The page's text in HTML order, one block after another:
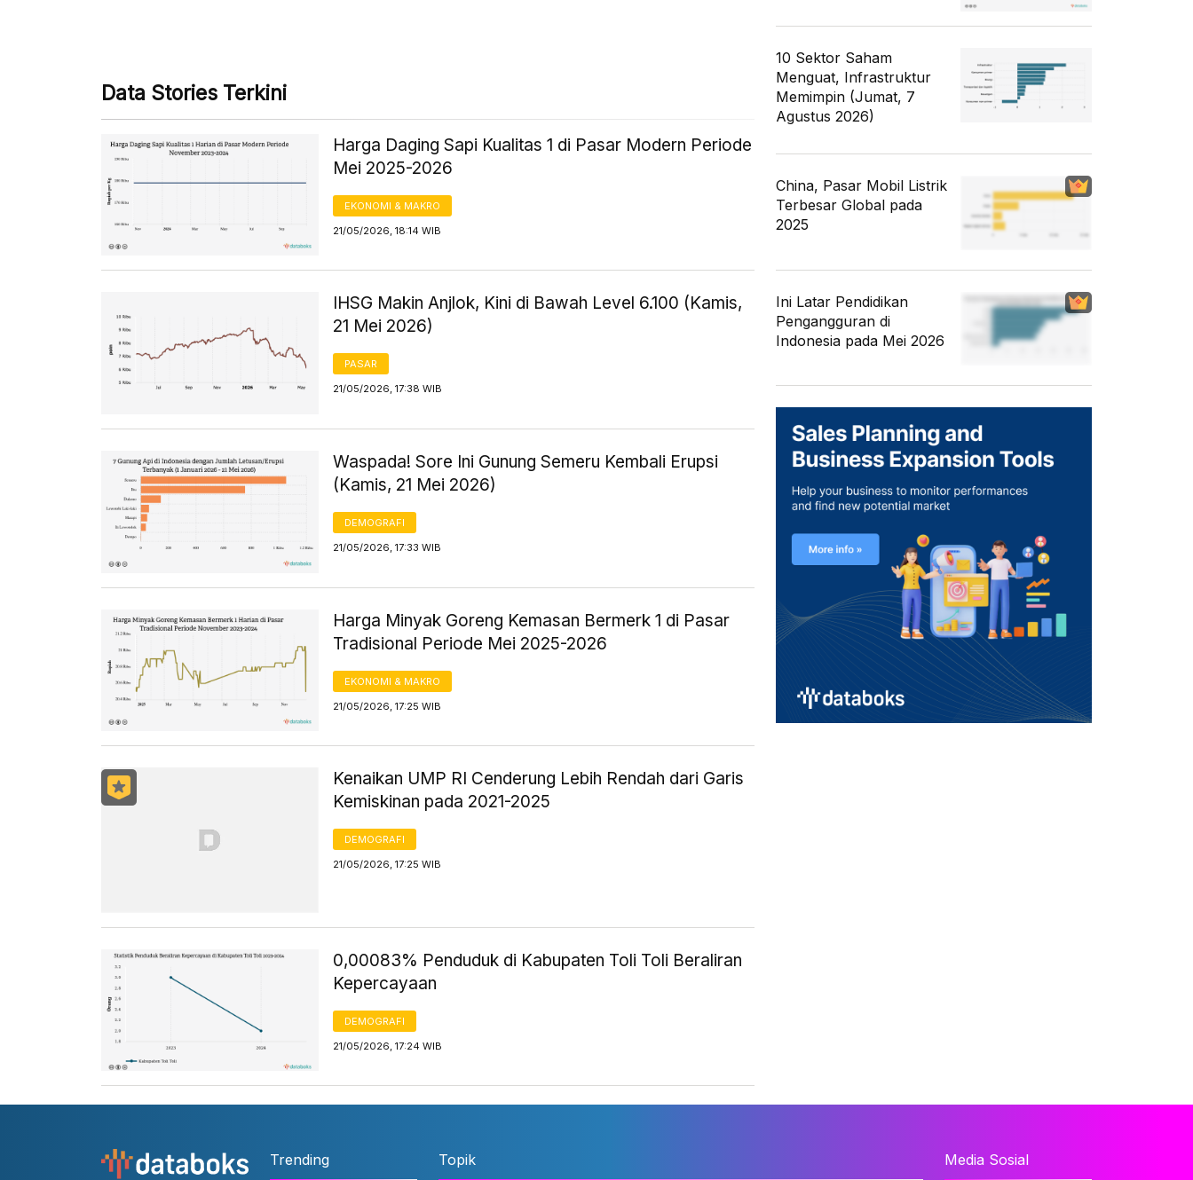
Data Stories Terkini
Harga Daging Sapi Kualitas 1 di Pasar Modern Periode
Mei 2025-2026
EKONOMI & MAKRO
21/05/2026, 18:14 WIB
IHSG Makin Anjlok, Kini di Bawah Level 6.100 (Kamis,
21 Mei 2026)
PASAR
21/05/2026, 17:38 WIB
Waspada! Sore Ini Gunung Semeru Kembali Erupsi
(Kamis, 21 Mei 2026)
DEMOGRAFI
21/05/2026, 17:33 WIB
Harga Minyak Goreng Kemasan Bermerk 1 di Pasar
Tradisional Periode Mei 2025-2026
EKONOMI & MAKRO
21/05/2026, 17:25 WIB
Kenaikan UMP RI Cenderung Lebih Rendah dari Garis
Kemiskinan pada 2021-2025
DEMOGRAFI
21/05/2026, 17:25 WIB
0,00083% Penduduk di Kabupaten Toli Toli Beraliran
Kepercayaan
DEMOGRAFI
21/05/2026, 17:24 WIB
10 Sektor Saham
Menguat, Infrastruktur
Memimpin (Jumat, 7
Agustus 2026)
China, Pasar Mobil Listrik
Terbesar Global pada
2025
Ini Latar Pendidikan
Pengangguran di
Indonesia pada Mei 2026
Trending Topik Media Sosial